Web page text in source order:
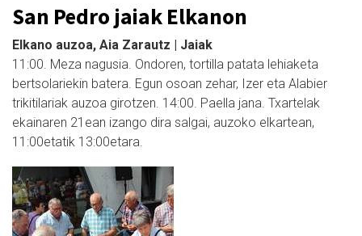
San Pedro jaiak Elkanon
Elkano auzoa, Aia Zarautz | Jaiak
11:00. Meza nagusia. Ondoren, tortilla patata lehiaketa
bertsolariekin batera. Egun osoan zehar, Izer eta Alabier
trikitilariak auzoa girotzen. 14:00. Paella jana. Txartelak
ekainaren 21ean izango dira salgai, auzoko elkartean,
11:00etatik 13:00etara.